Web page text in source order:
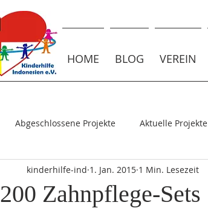
HOME BLOG VEREIN
Abgeschlossene Projekte Aktuelle Projekte
Laufende Projekte
200 Zahnpflege-Sets
kinderhilfe-ind 1. Jan. 2015 1 Min. Lesezeit